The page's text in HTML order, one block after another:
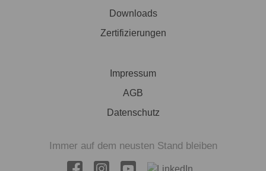
Downloads
Zertifizierungen
Impressum
AGB
Datenschutz
Immer auf dem neusten Stand bleiben